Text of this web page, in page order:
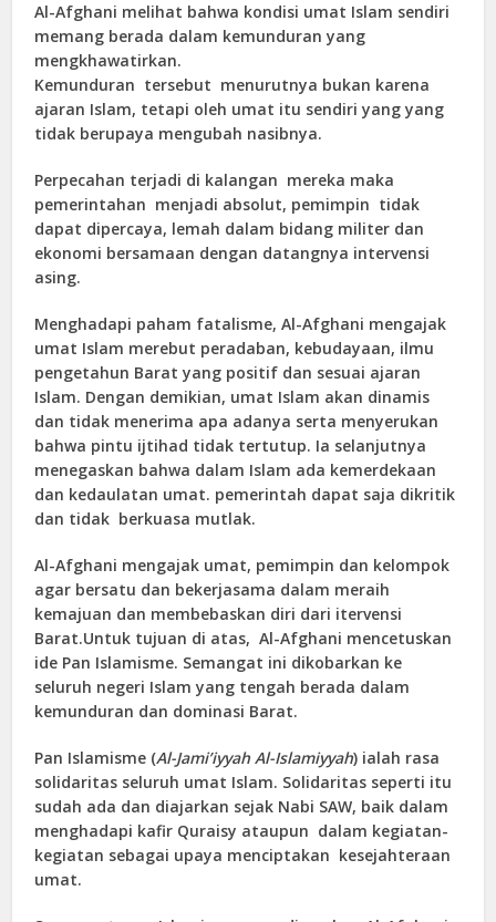
Al-Afghani melihat bahwa kondisi umat Islam sendiri
memang berada dalam kemunduran yang
mengkhawatirkan.
Kemunduran tersebut menurutnya bukan karena
ajaran Islam, tetapi oleh umat itu sendiri yang yang
tidak berupaya mengubah nasibnya.
Perpecahan terjadi di kalangan mereka maka
pemerintahan menjadi absolut, pemimpin tidak
dapat dipercaya, lemah dalam bidang militer dan
ekonomi bersamaan dengan datangnya intervensi
asing.
Menghadapi paham fatalisme, Al-Afghani mengajak
umat Islam merebut peradaban, kebudayaan, ilmu
pengetahun Barat yang positif dan sesuai ajaran
Islam. Dengan demikian, umat Islam akan dinamis
dan tidak menerima apa adanya serta menyerukan
bahwa pintu ijtihad tidak tertutup. Ia selanjutnya
menegaskan bahwa dalam Islam ada kemerdekaan
dan kedaulatan umat. pemerintah dapat saja dikritik
dan tidak berkuasa mutlak.
Al-Afghani mengajak umat, pemimpin dan kelompok
agar bersatu dan bekerjasama dalam meraih
kemajuan dan membebaskan diri dari itervensi
Barat.Untuk tujuan di atas, Al-Afghani mencetuskan
ide Pan Islamisme. Semangat ini dikobarkan ke
seluruh negeri Islam yang tengah berada dalam
kemunduran dan dominasi Barat.
Pan Islamisme (Al-Jami’iyyah Al-Islamiyyah) ialah rasa
solidaritas seluruh umat Islam. Solidaritas seperti itu
sudah ada dan diajarkan sejak Nabi SAW, baik dalam
menghadapi kafir Quraisy ataupun dalam kegiatan-
kegiatan sebagai upaya menciptakan kesejahteraan
umat.